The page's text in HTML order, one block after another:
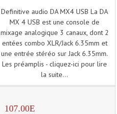
Definitive audio DA MX4 USB La DA
MX 4 USB est une console de
mixage analogique 3 canaux, dont 2
entées combo XLR/Jack 6.35mm et
une entrée stéréo sur Jack 6.35mm.
Les préamplis - cliquez-ici pour lire
la suite...
107.00E